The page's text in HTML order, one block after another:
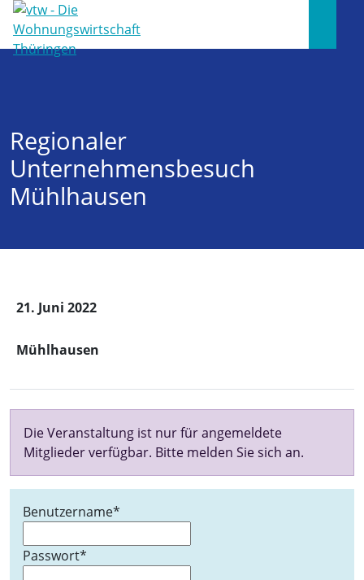
Regionaler
Unternehmensbesuch
Mühlhausen
21. Juni 2022
Mühlhausen
Die Veranstaltung ist nur für angemeldete
Mitglieder verfügbar. Bitte melden Sie sich an.
Benutzername*
Passwort*